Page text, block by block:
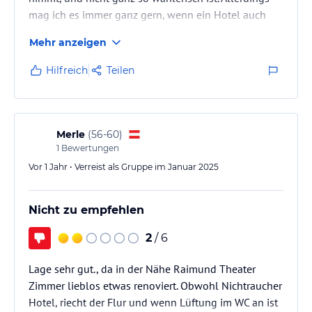
mag ich es immer ganz gern, wenn ein Hotel auch
buchen muss.
Mehr anzeigen
Hilfreich Teilen
Merle (56-60)
1 Bewertungen
Vor 1 Jahr • Verreist als Gruppe im Januar 2025
Nicht zu empfehlen
2 / 6
Lage sehr gut., da in der Nähe Raimund Theater
Zimmer lieblos etwas renoviert. Obwohl Nichtraucher
Hotel, riecht der Flur und wenn Lüftung im WC an ist